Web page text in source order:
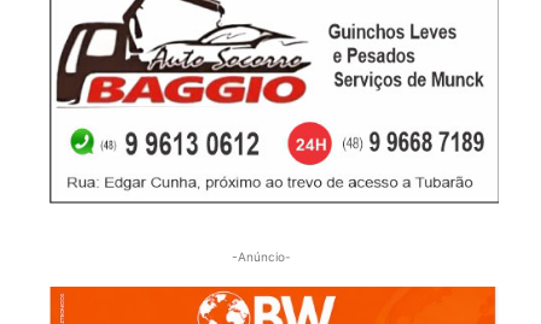
-Anúncio-